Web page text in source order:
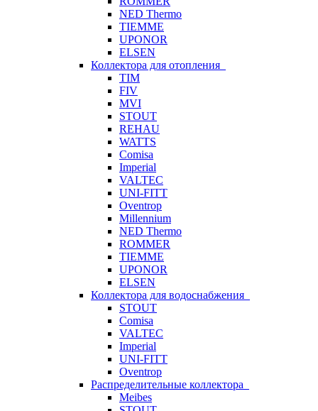
NED Thermo
TIEMME
UPONOR
ELSEN
Коллектора для отопления
TIM
FIV
MVI
STOUT
REHAU
WATTS
Comisa
Imperial
VALTEC
UNI-FITT
Oventrop
Millennium
NED Thermo
ROMMER
TIEMME
UPONOR
ELSEN
Коллектора для водоснабжения
STOUT
Comisa
VALTEC
Imperial
UNI-FITT
Oventrop
Распределительные коллектора
Meibes